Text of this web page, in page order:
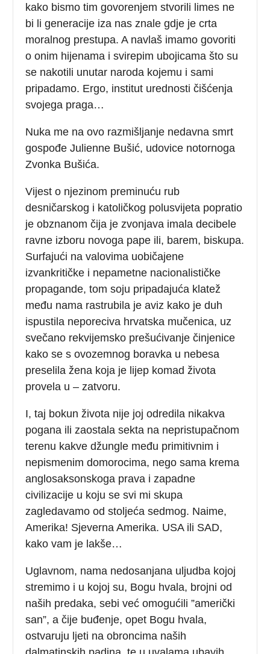
kako bismo tim govorenjem stvorili limes ne
bi li generacije iza nas znale gdje je crta
moralnog prestupa. A navlaš imamo govoriti
o onim hijenama i svirepim ubojicama što su
se nakotili unutar naroda kojemu i sami
pripadamo. Ergo, institut urednosti čišćenja
svojega praga…
Nuka me na ovo razmišljanje nedavna smrt
gospođe Julienne Bušić, udovice notornoga
Zvonka Bušića.
Vijest o njezinom preminuću rub
desničarskog i katoličkog polusvijeta popratio
je obznanom čija je zvonjava imala decibele
ravne izboru novoga pape ili, barem, biskupa.
Surfajući na valovima uobičajene
izvankritičke i nepametne nacionalističke
propagande, tom soju pripadajuća klatež
među nama rastrubila je aviz kako je duh
ispustila neporeciva hrvatska mučenica, uz
svečano rekvijemsko prešućivanje činjenice
kako se s ovozemnog boravka u nebesa
preselila žena koja je lijep komad života
provela u – zatvoru.
I, taj bokun života nije joj odredila nikakva
pogana ili zaostala sekta na nepristupačnom
terenu kakve džungle među primitivnim i
nepismenim domorocima, nego sama krema
anglosaksonskoga prava i zapadne
civilizacije u koju se svi mi skupa
zagledavamo od stoljeća sedmog. Naime,
Amerika! Sjeverna Amerika. USA ili SAD,
kako vam je lakše…
Uglavnom, nama nedosanjana uljudba kojoj
stremimo i u kojoj su, Bogu hvala, brojni od
naših predaka, sebi već omogućili ”američki
san”, a čije buđenje, opet Bogu hvala,
ostvaruju ljeti na obroncima naših